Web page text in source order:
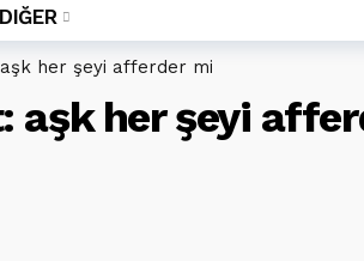
DIĞER
aşk her şeyi afferder mi
aşk her şeyi